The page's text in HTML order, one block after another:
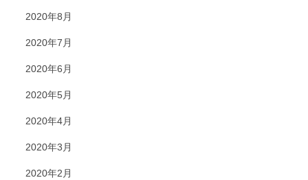
2020年8月
2020年7月
2020年6月
2020年5月
2020年4月
2020年3月
2020年2月